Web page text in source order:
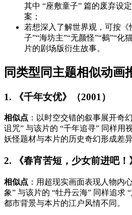
其中 “座敷童子” 篇的废弃设
案；
若想深入了解世界观，可按
子”“海坊主”“无颜怪”“鵺”“化
片的剧场版衍生故事。
同类型同主题相似动画
1. 《千年女优》（2001）
相似点 ：以时空交错的叙事展开奇
诅咒” 与该片的 “千年追寻” 同样用
妖怪题材与本片的历史奇幻形成差异
2. 《春宵苦短，少女前进吧！
相似点 ：用超现实画面表现人物内
象” 与该片的 “牡丹云海” 同样追求
都市背景与本片的江户风情不同。